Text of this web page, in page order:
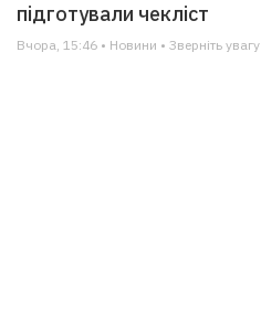
підготували чекліст
Вчора, 15:46 • Новини • Зверніть увагу